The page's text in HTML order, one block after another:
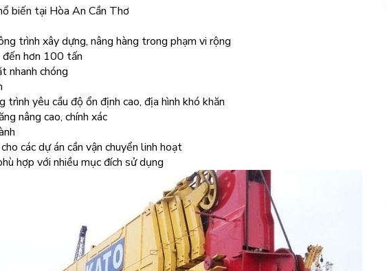
biến tại Hòa An Cần Thơ
trình xây dựng, nâng hàng trong phạm vi rộng
hơn 100 tấn
nhanh chóng
trình yêu cầu độ ổn định cao, địa hình khó khăn
nâng cao, chính xác
các dự án cần vận chuyển linh hoạt
hợp với nhiều mục đích sử dụng